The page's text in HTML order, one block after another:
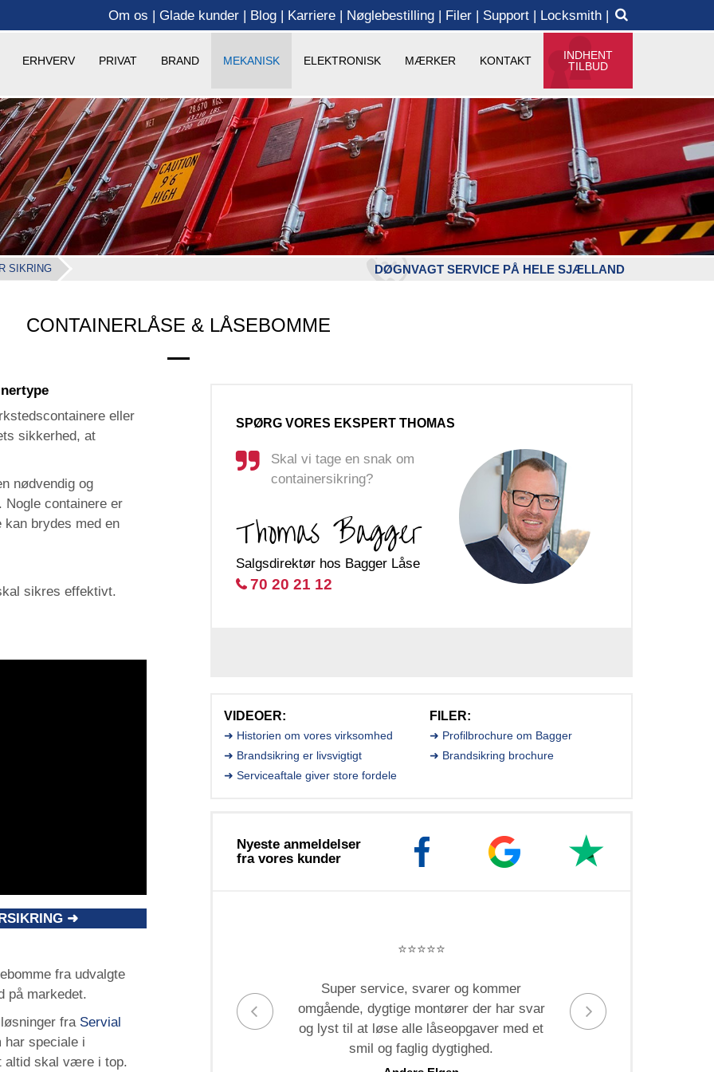
Om os Glade kunder Blog Karriere Nøglebestilling Filer Support Locksmith
ERHVERV PRIVAT BRAND MEKANISK ELEKTRONISK MÆRKER KONTAKT
INDHENT
TILBUD
SIKRING DØGNVAGT SERVICE PÅ HELE SJÆLLAND
CONTAINERLÅSE & LÅSEBOMME
eller
sikkerhed, at
nødvendig og
Nogle containere er
brydes med en
sikres effektivt.
➜
fra udvalgte
på markedet.
fra Servial
har speciale i
altid skal være i top.
SPØRG VORES EKSPERT THOMAS
Skal vi tage en snak om
containersikring?
Thomas Bagger
Salgsdirektør hos Bagger Låse
70 20 21 12
VIDEOER:
➜ Historien om vores virksomhed
➜ Brandsikring er livsvigtigt
➜ Serviceaftale giver store fordele
FILER:
➜ Profilbrochure om Bagger
➜ Brandsikring brochure
Nyeste anmeldelser
fra vores kunder
⭐️⭐️⭐️⭐️⭐️
Super service, svarer og kommer
omgående, dygtige montører der har svar
og lyst til at løse alle låseopgaver med et
smil og faglig dygtighed.